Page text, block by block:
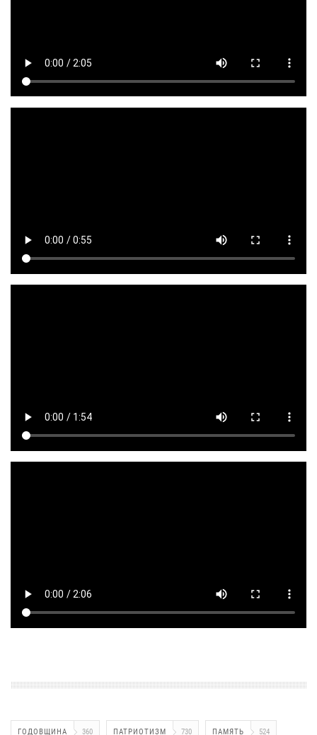
ГОДОВЩИНА 360 ПАТРИОТИЗМ 730 ПАМЯТЬ 524